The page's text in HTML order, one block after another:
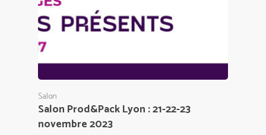
Salon
Salon Prod&Pack Lyon : 21-22-23
novembre 2023